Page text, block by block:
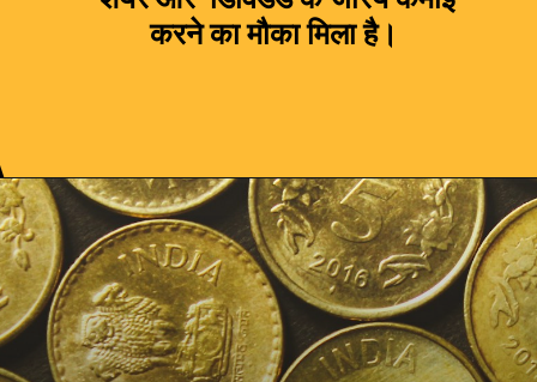
करने का मौका मिला है।